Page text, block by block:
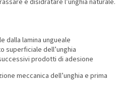
e disidratare l’unghia naturale.
dalla lamina ungueale
superficiale dell’unghia
prodotti di adesione
meccanica dell’unghia e prima